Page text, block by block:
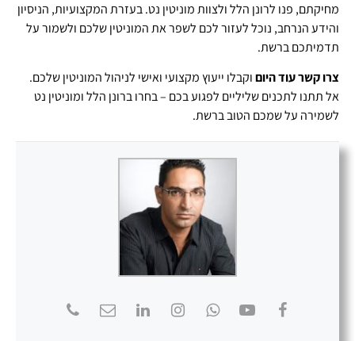
מחיקתם, פנו לרונן הלל ולצוות מוניטין נט. בעזרת המקצועיות, הניסיון
והידע הנרחב, נוכל לעזור לכם לשפר את המוניטין שלכם ולשמור על
תדמיתכם ברשת.
צרו קשר עוד היוםוקבלו ייעוץ מקצועי ואישי לניהול המוניטין שלכם.
אל תתנו לתכנים שליליים לפגוע בכם – בחרו ברונן הלל ומוניטין נט
לשמירה על שמכם הטוב ברשת.